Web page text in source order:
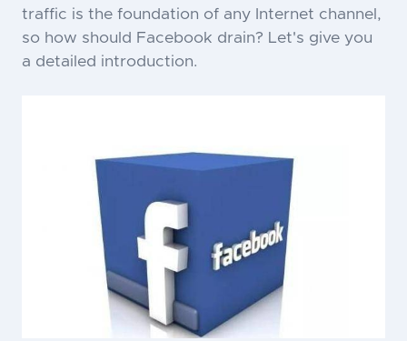
traffic is the foundation of any Internet channel,
so how should Facebook drain? Let's give you
a detailed introduction.